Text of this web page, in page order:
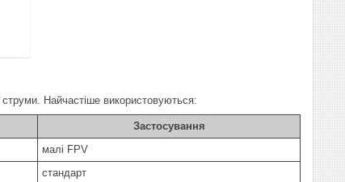
Найчастіше використовуються:
Застосування
малі FPV
стандарт